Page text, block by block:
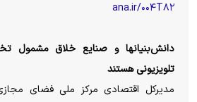
ana.ir/۰۰۴T۸۲
دانش‌بنیانها و صنایع خلاق مشمول
تلویزیونی هستند
مدیرکل اقتصادی مرکز ملی فضای